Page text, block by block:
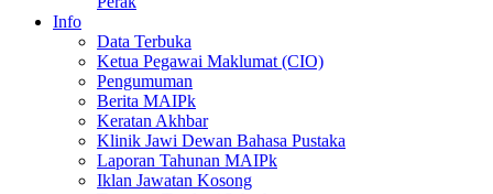
Info
Data Terbuka
Ketua Pegawai Maklumat (CIO)
Pengumuman
Berita MAIPk
Keratan Akhbar
Klinik Jawi Dewan Bahasa Pustaka
Laporan Tahunan MAIPk
Iklan Jawatan Kosong